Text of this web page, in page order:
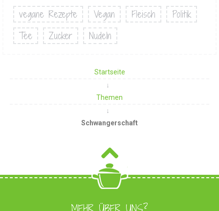
vegane Rezepte Vegan Fleisch
Politik
Tee
Zucker Nudeln
Startseite
Themen
Schwangerschaft